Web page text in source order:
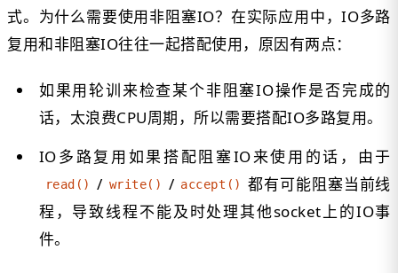
式。为什么需要使用非阻塞IO？在实际应用中，IO多路
复用和非阻塞IO往往一起搭配使用，原因有两点：
如果用轮训来检查某个非阻塞IO操作是否完成的
话，太浪费CPU周期，所以需要搭配IO多路复用。
IO多路复用如果搭配阻塞IO来使用的话，由于
read() / write() / accept()
都有可能阻塞当前线
程，导致线程不能及时处理其他socket上的IO事
件。